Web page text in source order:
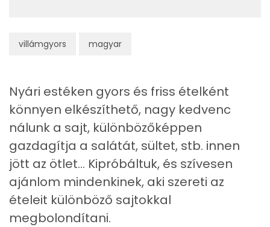
villámgyors magyar
7gfokhagymakrém
olívaolaj
50g sonkás szalámi 85 kcal
Összesen 581 kcal
β-karotin
E vitamin:
Niacin - B3 vitamin:
Fehérje
Összesen
Nyári estéken gyors és friss ételként
könnyen elkészíthető, nagy kedvenc
nálunk a sajt, különbözőképpen
gazdagítja a salátát, sültet, stb. innen
jött az ötlet... Kipróbáltuk, és szívesen
ajánlom mindenkinek, aki szereti az
ételeit különböző sajtokkal
megbolondítani.